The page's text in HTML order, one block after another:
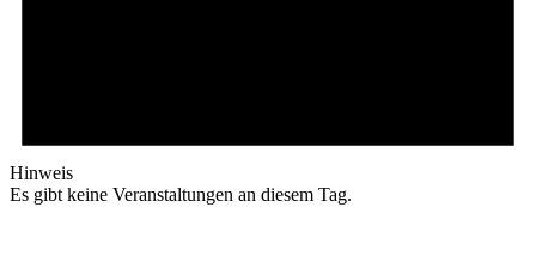
Hinweis
Es gibt keine Veranstaltungen an diesem Tag.